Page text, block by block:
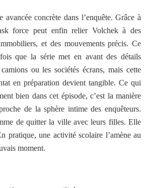
avancée concrète dans l’enquête. Grâce à
force peut enfin relier Volchek à des
et des mouvements précis. Ce
que la série met en avant des détails
ou les sociétés écrans, mais cette
en préparation devient tangible. Ce qui
bien dans cet épisode, c’est la manière
de la sphère intime des enquêteurs.
de quitter la ville avec leurs filles. Elle
pratique, une activité scolaire l’amène au
moment.